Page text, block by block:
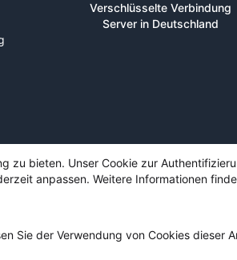
Verschlüsselte Verbindung
Server in Deutschland
zu bieten. Unser Cookie zur
anpassen. Weitere Informationen
Sie der Verwendung von Cookies dieser